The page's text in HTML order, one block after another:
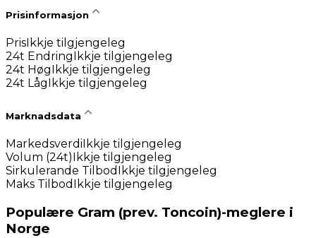
Prisinformasjon
PrisIkkje tilgjengeleg
24t EndringIkkje tilgjengeleg
24t HøgIkkje tilgjengeleg
24t LågIkkje tilgjengeleg
Marknadsdata
Markedsverdi Ikkje tilgjengeleg
Volum (24t) Ikkje tilgjengeleg
Sirkulerande Tilbod Ikkje tilgjengeleg
Maks Tilbod Ikkje tilgjengeleg
Populære Gram (prev. Toncoin)-meglere i
Norge